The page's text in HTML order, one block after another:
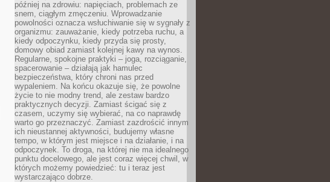
później na zdrowiu: napięciach, problemach ze
snem, ciągłym zmęczeniu. Wprowadzanie
powolności oznacza wsłuchiwanie się w sygnały z
organizmu: zauważanie, kiedy potrzeba ruchu, a
kiedy odpoczynku, kiedy przyda się prosty,
domowy obiad zamiast kolejnej kawy na wynos.
Regularne, spokojne praktyki – joga, rozciąganie,
spacerowanie – działają jak hamulec
bezpieczeństwa, który chroni nas przed
wypaleniem. Na końcu okazuje się, że powolne
życie to nie modny trend, ale zestaw bardzo
praktycznych decyzji. Zamiast ścigać się z
czasem, uczymy się wybierać, na co naprawdę
warto go przeznaczyć. Zamiast zazdrościć innym
ich nieustannej aktywności, budujemy własne
tempo, w którym jest miejsce i na działanie, i na
odpoczynek. To droga, na której nie ma idealnego
punktu docelowego, ale jest coraz więcej chwil, w
których możemy powiedzieć: tu i teraz jest
wystarczająco dobrze.